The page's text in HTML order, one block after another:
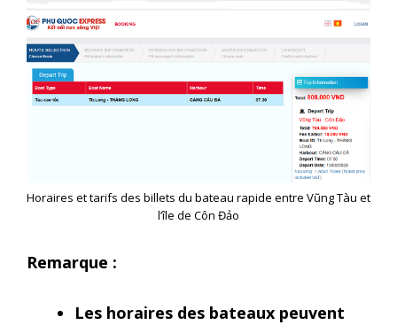
Horaires et tarifs des billets du bateau rapide entre Vũng Tàu et
l’île de Côn Đảo
Remarque :
Les horaires des bateaux peuvent